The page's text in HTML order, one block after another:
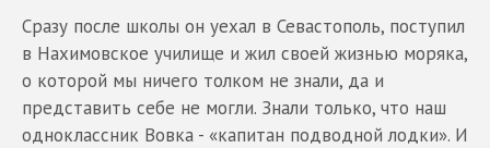
Сразу после школы он уехал в Севастополь, поступил
в Нахимовское училище и жил своей жизнью моряка,
о которой мы ничего толком не знали, да и
представить себе не могли. Знали только, что наш
одноклассник Вовка - «капитан подводной лодки». И